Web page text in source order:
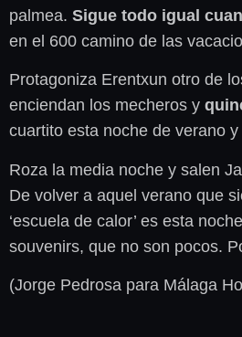
palmea. Sigue todo igual
en el 600 camino de las
Protagoniza Erentxun otro de
enciendan los mecheros y
cuartito esta noche de verano y
Roza la media noche y salen
De volver a aquel verano que
‘escuela de calor’ es esta
souvenirs, que no son pocos.
(Jorge Pedrosa para Málaga